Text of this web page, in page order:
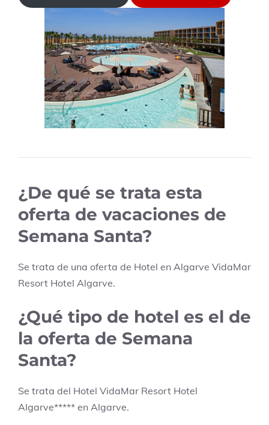
¿De qué se trata esta
oferta de vacaciones de
Semana Santa?
Se trata de una oferta de Hotel en Algarve VidaMar
Resort Hotel Algarve.
¿Qué tipo de hotel es el de
la oferta de Semana
Santa?
Se trata del Hotel VidaMar Resort Hotel
Algarve***** en Algarve.